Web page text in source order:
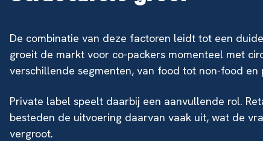
De combinatie van deze factoren leidt tot een
groeit de markt voor co-packers momenteel met
verschillende segmenten, van food tot non-food en
Private label speelt daarbij een aanvullende rol.
besteden de uitvoering daarvan vaak uit, wat de
vergroot.